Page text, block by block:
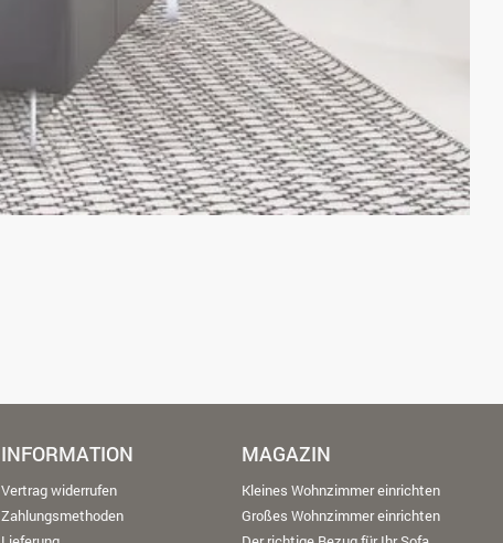
INFORMATION
Vertrag widerrufen
Zahlungsmethoden
MAGAZIN
Kleines Wohnzimmer einrichten
Großes Wohnzimmer einrichten